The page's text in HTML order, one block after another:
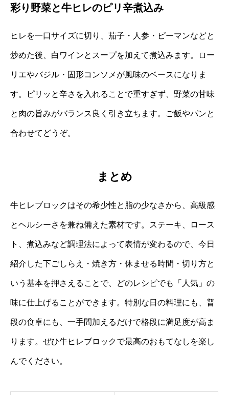
彩り野菜と牛ヒレのピリ辛煮込み
ヒレを一口サイズに切り、茄子・人参・ピーマンなどと
炒めた後、白ワインとスープを加えて煮込みます。ロー
リエやバジル・固形コンソメが風味のベースになりま
す。ピリッと辛さを入れることで重すぎず、野菜の甘味
と肉の旨みがバランス良く引き立ちます。ご飯やパンと
合わせてどうぞ。
まとめ
牛ヒレブロックはその希少性と脂の少なさから、高級感
とヘルシーさを兼ね備えた素材です。ステーキ、ロース
ト、煮込みなど調理法によって表情が変わるので、今日
紹介した下ごしらえ・焼き方・休ませる時間・切り方と
いう基本を押さえることで、どのレシピでも「人気」の
味に仕上げることができます。特別な日の料理にも、普
段の食卓にも、一手間加えるだけで格段に満足度が高ま
ります。ぜひ牛ヒレブロックで最高のおもてなしを楽し
んでください。